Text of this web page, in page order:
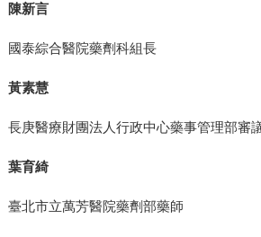
陳新言
國泰綜合醫院藥劑科組長
黃素慧
長庚醫療財團法人行政中心藥事管理部審
葉育綺
臺北市立萬芳醫院藥劑部藥師